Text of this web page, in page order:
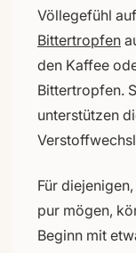
Völlegefühl
Bittertropfen
den Kaffee
Bittertropfen.
unterstützen
Für
pur mögen,
Beginn mit